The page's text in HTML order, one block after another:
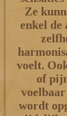
Ze
enkel de
voelt.
of
wordt